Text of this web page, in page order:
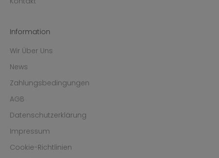
Information
Wir Über Uns
News
Zahlungsbedingungen
AGB
Datenschutzerklärung
Impressum
Cookie-Richtlinien